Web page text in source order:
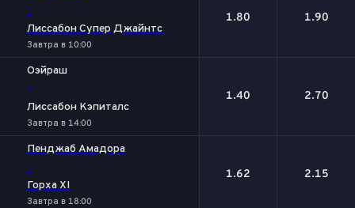
-
Лиссабон Супер Джайнтс
Завтра в 10:00
1.80 1.90
Оэйраш
-
Лиссабон Кэпиталс
Завтра в 14:00
1.40 2.70
Пенджаб Амадора
-
Горха XI
Завтра в 18:00
1.62 2.15